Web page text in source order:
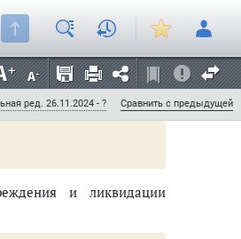
ред. 26.11.2024 - ? Сравнить с предыдущей
и ликвидации
в области защиты
системы
и ликвидации